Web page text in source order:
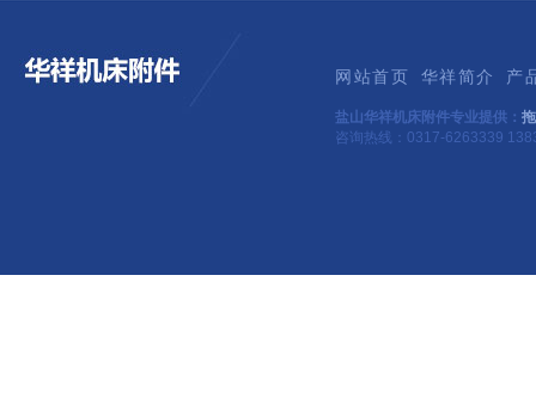
网站首页 华祥简介 产
盐山华祥机床附件专业提供：
咨询热线：0317-6263339